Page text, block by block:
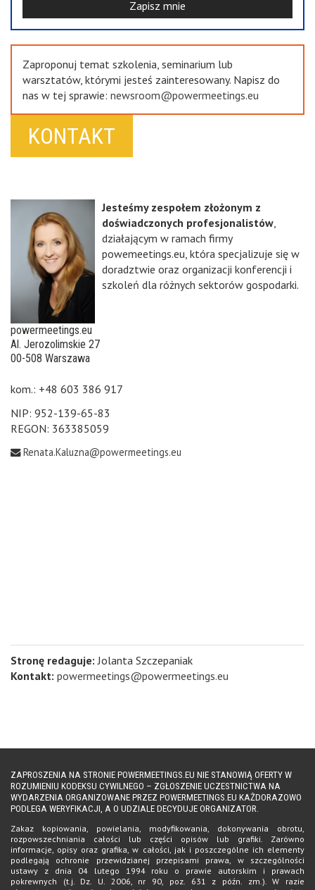
Zapisz mnie
Zaproponuj temat szkolenia, seminarium lub
warsztatów, którymi jesteś zainteresowany. Napisz do
nas w tej sprawie: newsroom@powermeetings.eu
KONTAKT
Jesteśmy zespołem złożonym z
doświadczonych profesjonalistów,
działającym w ramach firmy
powemeetings.eu, która specjalizuje się w
doradztwie oraz organizacji konferencji i
szkoleń dla różnych sektorów gospodarki.
powermeetings.eu
Al. Jerozolimskie 27
00-508 Warszawa
kom.: +48 603 386 917
NIP: 952-139-65-83
REGON: 363385059
Renata.Kaluzna@powermeetings.eu
Stronę redaguje: Jolanta Szczepaniak
Kontakt: powermeetings@powermeetings.eu
ZAPROSZENIA NA STRONIE POWERMEETINGS.EU NIE STANOWIĄ OFERTY W
ROZUMIENIU KODEKSU CYWILNEGO – ZGŁOSZENIE UCZESTNICTWA NA
WYDARZENIA ORGANIZOWANE PRZEZ POWERMEETINGS.EU KAŻDORAZOWO
PODLEGA WERYFIKACJI, A O UDZIALE DECYDUJE ORGANIZATOR.
Zakaz kopiowania, powielania, modyfikowania, dokonywania obrotu,
rozpowszechniania całości lub części opisów lub grafiki. Zarówno
informacje, opisy oraz grafika, w całości, jak i poszczególne ich elementy
podlegają ochronie przewidzianej przepisami prawa, w szczególności
ustawy z dnia 04 lutego 1994 roku o prawie autorskim i prawach
pokrewnych (t.j. Dz. U. 2006, nr 90, poz. 631 z późn. zm.). W razie